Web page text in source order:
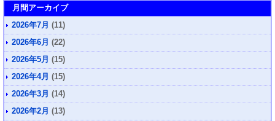
月間アーカイブ
2026年7月 (11)
2026年6月 (22)
2026年5月 (15)
2026年4月 (15)
2026年3月 (14)
2026年2月 (13)